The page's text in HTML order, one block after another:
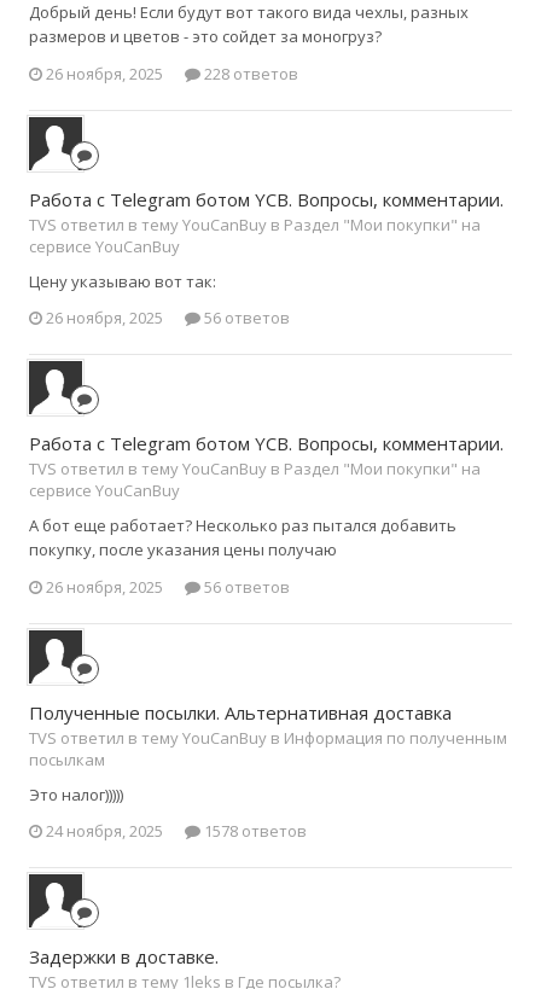
Добрый день! Если будут вот такого вида чехлы, разных
размеров и цветов - это сойдет за моногруз?
26 ноября, 2025
228 ответов
Работа с Telegram ботом YCB. Вопросы, комментарии.
TVS ответил в тему YouCanBuy в Раздел "Мои покупки" на
сервисе YouCanBuy
Цену указываю вот так:
26 ноября, 2025
56 ответов
Работа с Telegram ботом YCB. Вопросы, комментарии.
TVS ответил в тему YouCanBuy в Раздел "Мои покупки" на
сервисе YouCanBuy
А бот еще работает? Несколько раз пытался добавить
покупку, после указания цены получаю
26 ноября, 2025
56 ответов
Полученные посылки. Альтернативная доставка
TVS ответил в тему YouCanBuy в Информация по полученным
посылкам
Это налог)))))
24 ноября, 2025
1578 ответов
Задержки в доставке.
TVS ответил в тему 1leks в Где посылка?